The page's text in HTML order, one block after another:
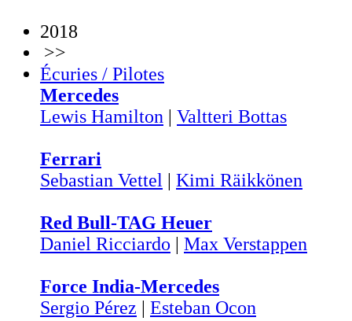
2018
>>
Écuries / Pilotes
Mercedes
Lewis Hamilton | Valtteri Bottas
Ferrari
Sebastian Vettel | Kimi Räikkönen
Red Bull-TAG Heuer
Daniel Ricciardo | Max Verstappen
Force India-Mercedes
Sergio Pérez | Esteban Ocon